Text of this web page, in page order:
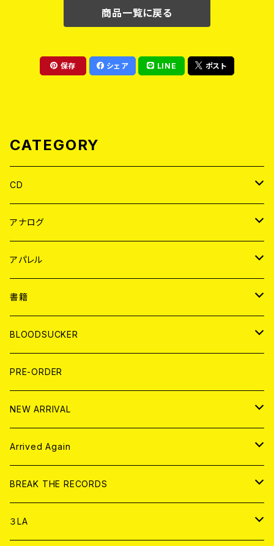
商品一覧に戻る
保存 シェア LINE ポスト
CATEGORY
CD
JAPAN
WORLD
アナログ
JAPAN
７EP
LP
WORLD
7EP
LP
アパレル
JAPAN
T-shirt
HOOD
WORLD
T-shirt
HOOD
書籍
MAGAZINE
BOLLOCKS
EL ZINE
写真集 (PHOTOBOOK)
BLOODSUCKER
CD
アナログ
アパレル
書籍
DIGITAL CONTENTS
PRE-ORDER
NEW ARRIVAL
CD
アナログ
Arrived Again
CD
アナログ
BREAK THE RECORDS
CD
３LA